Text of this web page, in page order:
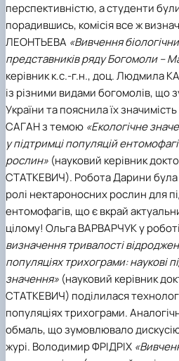
перспективністю, а студенти
порадившись, комісія все ж
ЛЕОНТЬЕВА «Вивчення
представників ряду Богомоли –
керівник к.с.-г.н., доц.Людмила
із різними видами богомолів, що
України та пояснила їх
САГАНз темою «Екологічне
у підтримці популяцій
рослин» (науковий керівник
СТАТКЕВИЧ). Робота Дарини
ролі нектароносних рослин для
ентомофагів, що є вкрай
цілому! Ольга ВАРВАРЧУКу роботі
визначення тривалості
популяціях трихограми: наукові
значення» (науковий керівник
СТАТКЕВИЧ) поділилася
популяціях трихограми.
обмаль, що зумовлювало дискусію
журі. Володимир ФРІДРІХ